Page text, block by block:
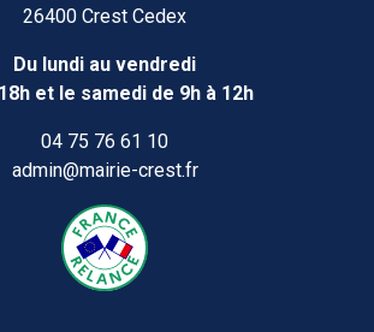
26400 Crest Cedex
Du lundi au vendredi
et le samedi de 9h à 12h
04 75 76 61 10
admin@mairie-crest.fr